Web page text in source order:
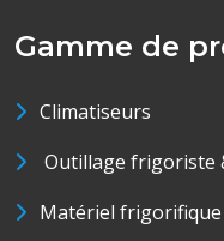
Gamme de
Climatiseurs
Outillage frigoriste
Matériel frigorifique